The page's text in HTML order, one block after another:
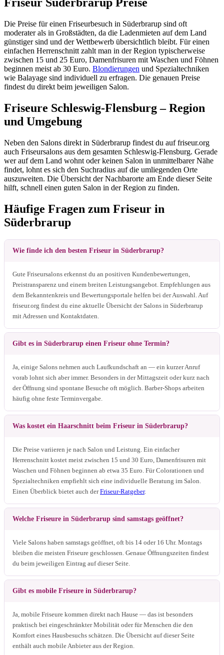
Die Preise für einen Friseurbesuch in Süderbrarup sind oft
moderater als in Großstädten, da die Ladenmieten auf dem Land
günstiger sind und der Wettbewerb übersichtlich bleibt. Für einen
einfachen Herrenschnitt zahlt man in der Region typischerweise
zwischen 15 und 25 Euro, Damenfrisuren mit Waschen und Föhnen
beginnen meist ab 30 Euro. Blondierungen und Spezialtechniken
wie Balayage sind individuell zu erfragen. Die genauen Preise
findest du direkt beim jeweiligen Salon.
Friseure Schleswig-Flensburg – Region
und Umgebung
Neben den Salons direkt in Süderbrarup findest du auf friseur.org
auch Friseursalons aus dem gesamten Schleswig-Flensburg. Gerade
wer auf dem Land wohnt oder keinen Salon in unmittelbarer Nähe
findet, lohnt es sich den Suchradius auf die umliegenden Orte
auszuweiten. Die Übersicht der Nachbarorte am Ende dieser Seite
hilft, schnell einen guten Salon in der Region zu finden.
Häufige Fragen zum Friseur in
Süderbrarup
Wie finde ich den besten Friseur in Süderbrarup?
Gute Friseursalons erkennst du an positiven Kundenbewertungen,
Preistransparenz und einem breiten Leistungsangebot. Empfehlungen aus
dem Bekanntenkreis und Bewertungsportale helfen bei der Auswahl. Auf
friseur.org findest du eine aktuelle Übersicht der Salons in Süderbrarup
mit Adressen und Kontaktdaten.
Gibt es in Süderbrarup einen Friseur ohne Termin?
Ja, einige Salons nehmen auch Laufkundschaft an — ein kurzer Anruf
vorab lohnt sich aber immer. Besonders in der Mittagszeit oder kurz nach
der Öffnung sind spontane Besuche oft möglich. Barber-Shops arbeiten
häufig ohne feste Terminvergabe.
Was kostet ein Haarschnitt beim Friseur in Süderbrarup?
Die Preise variieren je nach Salon und Leistung. Ein einfacher
Herrenschnitt kostet meist zwischen 15 und 30 Euro, Damenfrisuren mit
Waschen und Föhnen beginnen ab etwa 35 Euro. Für Colorationen und
Spezialtechniken empfiehlt sich eine individuelle Beratung im Salon.
Einen Überblick bietet auch derFriseur-Ratgeber.
Welche Friseure in Süderbrarup sind samstags geöffnet?
Viele Salons haben samstags geöffnet, oft bis 14 oder 16 Uhr. Montags
bleiben die meisten Friseure geschlossen. Genaue Öffnungszeiten findest
du beim jeweiligen Eintrag auf dieser Seite.
Gibt es mobile Friseure in Süderbrarup?
Ja, mobile Friseure kommen direkt nach Hause — das ist besonders
praktisch bei eingeschränkter Mobilität oder für Menschen die den
Komfort eines Hausbesuchs schätzen. Die Übersicht auf dieser Seite
enthält auch mobile Anbieter aus der Region.